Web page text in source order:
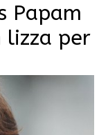
Papam
lizza per